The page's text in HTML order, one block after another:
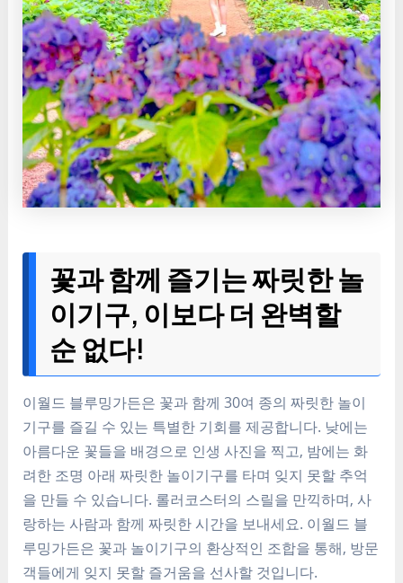
꽃과 함께 즐기는 짜릿한 놀
이기구, 이보다 더 완벽할
순 없다!
이월드 블루밍가든은 꽃과 함께 30여 종의 짜릿한 놀이
기구를 즐길 수 있는 특별한 기회를 제공합니다. 낮에는
아름다운 꽃들을 배경으로 인생 사진을 찍고, 밤에는 화
려한 조명 아래 짜릿한 놀이기구를 타며 잊지 못할 추억
을 만들 수 있습니다. 롤러코스터의 스릴을 만끽하며, 사
랑하는 사람과 함께 짜릿한 시간을 보내세요. 이월드 블
루밍가든은 꽃과 놀이기구의 환상적인 조합을 통해, 방문
객들에게 잊지 못할 즐거움을 선사할 것입니다.